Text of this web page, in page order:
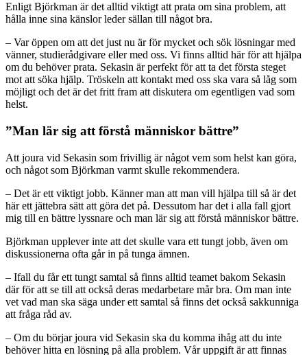
Enligt Björkman är det alltid viktigt att prata om sina problem, att
hålla inne sina känslor leder sällan till något bra.
– Var öppen om att det just nu är för mycket och sök lösningar med
vänner, studierådgivare eller med oss. Vi finns alltid här för att hjälpa
om du behöver prata. Sekasin är perfekt för att ta det första steget
mot att söka hjälp. Tröskeln att kontakt med oss ska vara så låg som
möjligt och det är det fritt fram att diskutera om egentligen vad som
helst.
”Man lär sig att förstå människor bättre”
Att joura vid Sekasin som frivillig är något vem som helst kan göra,
och något som Björkman varmt skulle rekommendera.
– Det är ett viktigt jobb. Känner man att man vill hjälpa till så är det
här ett jättebra sätt att göra det på. Dessutom har det i alla fall gjort
mig till en bättre lyssnare och man lär sig att förstå människor bättre.
Björkman upplever inte att det skulle vara ett tungt jobb, även om
diskussionerna ofta går in på tunga ämnen.
– Ifall du får ett tungt samtal så finns alltid teamet bakom Sekasin
där för att se till att också deras medarbetare mår bra. Om man inte
vet vad man ska säga under ett samtal så finns det också sakkunniga
att fråga råd av.
– Om du börjar joura vid Sekasin ska du komma ihåg att du inte
behöver hitta en lösning på alla problem. Vår uppgift är att finnas